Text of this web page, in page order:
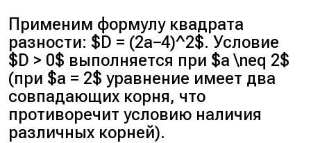
Применим формулу квадрата
разности: $D = (2a−4)^2$. Условие
$D > 0$ выполняется при $a \neq 2$
(при $a = 2$ уравнение имеет два
совпадающих корня, что
противоречит условию наличия
различных корней).